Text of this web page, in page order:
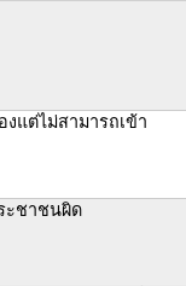
แต่ไม่สามารถเข้า
ะชาชนผิด